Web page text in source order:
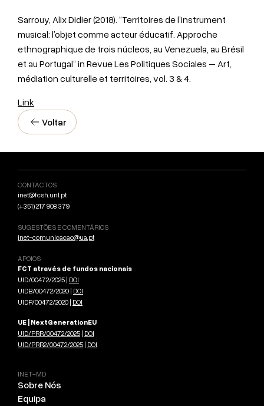
Sarrouy, Alix Didier (2018). “Territoires de l’instrument
musical: l’objet comme acteur éducatif. Approche
ethnographique de trois núcleos, au Venezuela, au Brésil
et au Portugal” in Revue Les Politiques Sociales – Art,
médiation culturelle et territoires, vol. 3 & 4.
Link
Voltar
CONTACTOS
inet@fcsh.unl.pt
(+351) 217 908 379
SUGESTÕES E COMENTÁRIOS
inet-comunicacao@ua.pt
APOIOS
FCT através de fundos nacionais
UID/00472/2025 | DOI
UIDB/00472/2020 | DOI
UIDP/00472/2020 | DOI
UE | NextGenerationEU
UID/PRR/00472/2025 | DOI
UID/PRR2/00472/2025 | DOI
INET-MD
Sobre Nós
Equipa